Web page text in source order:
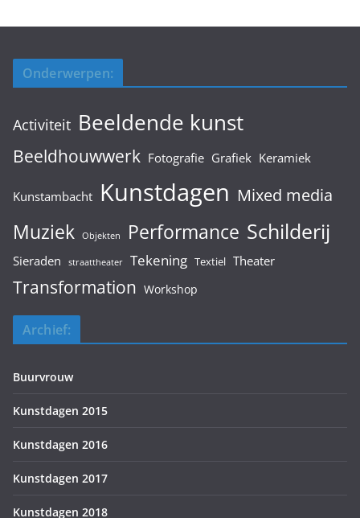
Onderwerpen:
Activiteit Beeldende kunst
Beeldhouwwerk Fotografie Grafiek Keramiek
Kunstambacht Kunstdagen Mixed media
Muziek Objekten Performance Schilderij
Sieraden straattheater Tekening Textiel Theater
Transformation Workshop
Archief:
Buurvrouw
Kunstdagen 2015
Kunstdagen 2016
Kunstdagen 2017
Kunstdagen 2018